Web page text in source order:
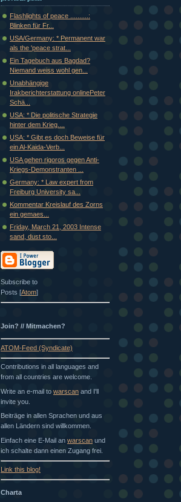
Flashlights of peace ..........:
Blinken für Fr...
USA/Germany: * Permanent war
als the 'peace strat...
Ein Tagebuch aus Bagdad?
Niemand weiss wohl gen...
Unabhängige
Irakberichterstattung onlinePeter
Schä...
USA: * Die politische Strategie
hinter dem Krieg....
USA: * Gibt es doch Beweise für
ein Al-Kaida-Verb...
USA gehen rigoros gegen Anti-
Kriegs-Demonstranten ...
Germany: * Law expert from
Freiburg University sa...
Kommentar Kreislauf des Zorns
ein gemaes...
Friday, March 21, 2003 Intense
sand, dust sto...
Subscribe to
Posts [Atom]
Join? // Mitmachen?
ATOM-Feed (Syndicate)
Contributions in all languages and
from all countries are welcome.
Write an e-mail to warscan and I'll
invite you.
Beiträge in allen Sprachen und aus
allen Ländern sind willkommen.
Einfach eine E-Mail an warscan und
ich schalte dann einen Zugang frei.
Link this blog!
Charta